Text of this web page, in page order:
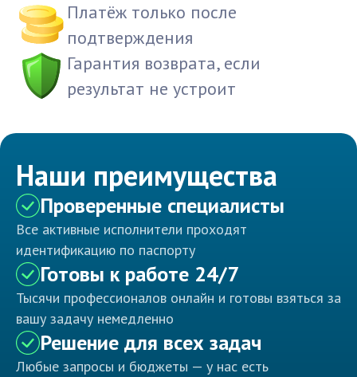
Платёж только после
подтверждения
Гарантия возврата, если
результат не устроит
Наши преимущества
Проверенные специалисты
Все активные исполнители проходят
идентификацию по паспорту
Готовы к работе 24/7
Тысячи профессионалов онлайн и готовы взяться за
вашу задачу немедленно
Решение для всех задач
Любые запросы и бюджеты — у нас есть